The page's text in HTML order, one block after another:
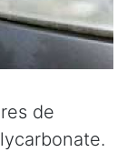
de